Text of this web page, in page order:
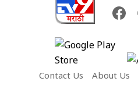
Contact Us About Us